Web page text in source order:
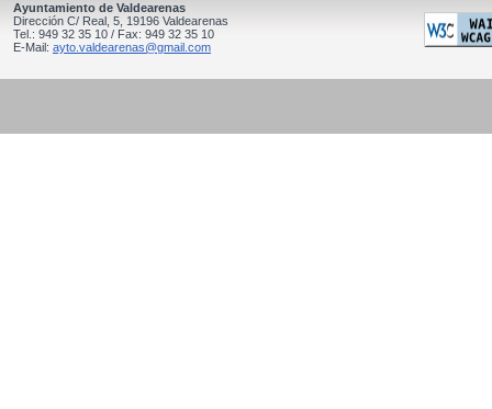
Ayuntamiento de Valdearenas
Dirección C/ Real, 5, 19196 Valdearenas
Tel.: 949 32 35 10 / Fax: 949 32 35 10
E-Mail: ayto.valdearenas@gmail.com